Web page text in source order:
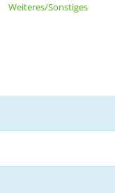
Weiteres/Sonstiges